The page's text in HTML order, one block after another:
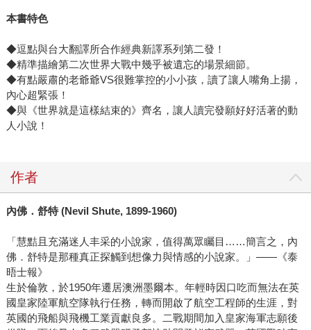
本書特色
◆逗點與台大翻譯所合作經典新譯系列第二發！
◆精準描繪第二次世界大戰中幾乎被遺忘的場景細節。
◆有點嚴肅的老爺爺VS很難掌控的小小孩，讀了讓人嘴角上揚，
內心超緊張！
◆與《世界就是這樣結束的》齊名，讓人讀完發願好好活著的動
人小說！
作者
內佛．舒特 (Nevil Shute, 1899-1960)
「慧黠且充滿迷人丰采的小說家，值得萬眾矚目……簡言之，內
佛．舒特是那種真正探觸到想像力與情感的小說家。」——《泰
晤士報》
生於倫敦，於1950年遷居澳洲墨爾本。年輕時因口吃而無法在英
國皇家陸軍航空隊執行任務，轉而開啟了航空工程師的生涯，對
英國的飛船與飛機工業貢獻良多。二戰期間加入皇家海軍志願後